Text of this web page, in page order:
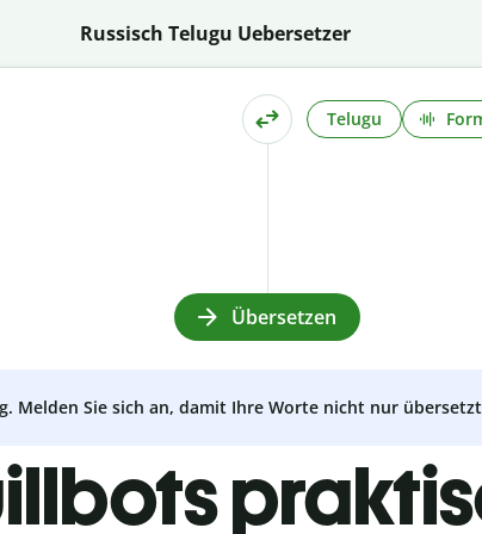
Russisch Telugu Uebersetzer
Telugu
Übersetzen
Melden Sie sich an, damit Ihre Worte nicht nur